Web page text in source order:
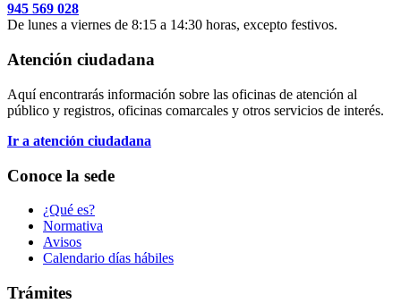
945 569 028
De lunes a viernes de 8:15 a 14:30 horas, excepto festivos.
Atención ciudadana
Aquí encontrarás información sobre las oficinas de atención al
público y registros, oficinas comarcales y otros servicios de interés.
Ir a atención ciudadana
Conoce la sede
¿Qué es?
Normativa
Avisos
Calendario días hábiles
Trámites